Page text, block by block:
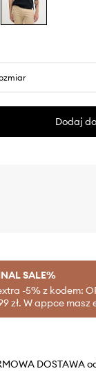
Dodaj
SALE%
-5% z kodem:
zł. W appce masz
DOSTAWA